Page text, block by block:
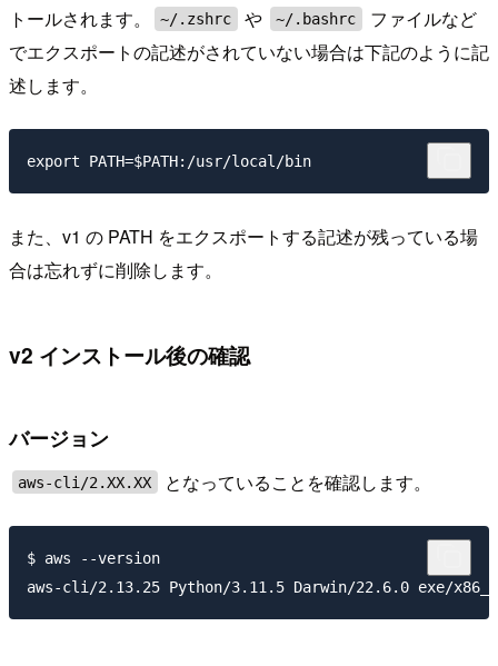
トールされます。 ~/.zshrc や ~/.bashrc
ファイルなど
でエクスポートの記述がされていない場合は下記のように記
述します。
また、v1 の PATH をエクスポートする記述が残っている場
合は忘れずに削除します。
v2 インストール後の確認
バージョン
aws-cli/2.XX.XX となっていることを確認します。
$ aws --version